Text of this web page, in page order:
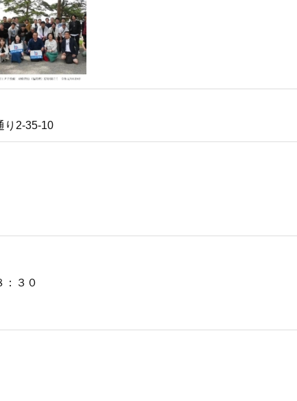
り2-35-10
：３０